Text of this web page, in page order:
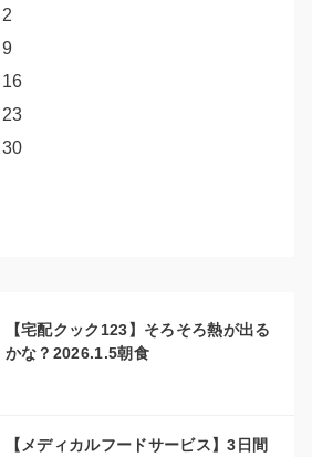
2
9
16
23
30
【宅配クック123】そろそろ熱が出る
かな？2026.1.5朝食
【メディカルフードサービス】3日間